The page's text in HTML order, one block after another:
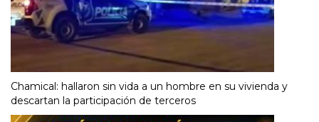
Chamical: hallaron sin vida a un hombre en su vivienda y
descartan la participación de terceros